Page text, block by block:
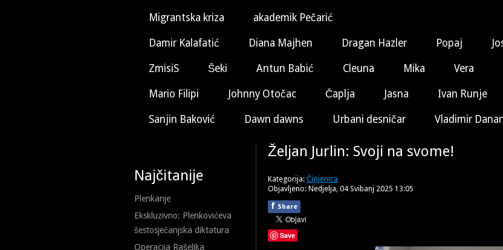
Migrantska kriza akademik Pečarić
Damir Kalafatić Diana Majhen Dragan Hazler Popaj
ZmisiS Šeki Antun Babić Cleuna Mika Vera
Mario Filipi Johnny Otočac Čaplja Jasna Ivan Runje
Sanjin Baković Dawn dawns Urbani desničar Vladimir
Najčitanije
Plenkanje
Ekskluzivno: Plenkovićeva
šestosječanjska diktatura
Operacija Rašeljka
Željan Jurlin: Svoji na svome!
Kategorija: Činjenica
Objavljeno: Nedjelja, 04 Svibanj 2025 13:05
f Share
Save